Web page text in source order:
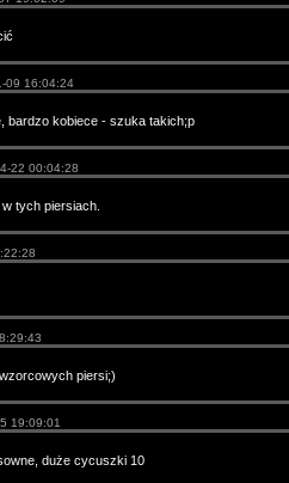
09 16:04:24
bardzo kobiece - szuka takich;p
22 00:04:28
tych piersiach.
piersi;)
19:09:01
duże cycuszki 10